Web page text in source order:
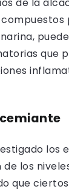
que
los
los
que